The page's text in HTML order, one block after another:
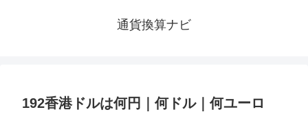
通貨換算ナビ
192香港ドルは何円｜何ドル｜何ユーロ